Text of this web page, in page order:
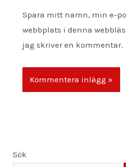
Spara mitt namn, min e-
webbplats i denna
jag skriver en kommentar.
Sök